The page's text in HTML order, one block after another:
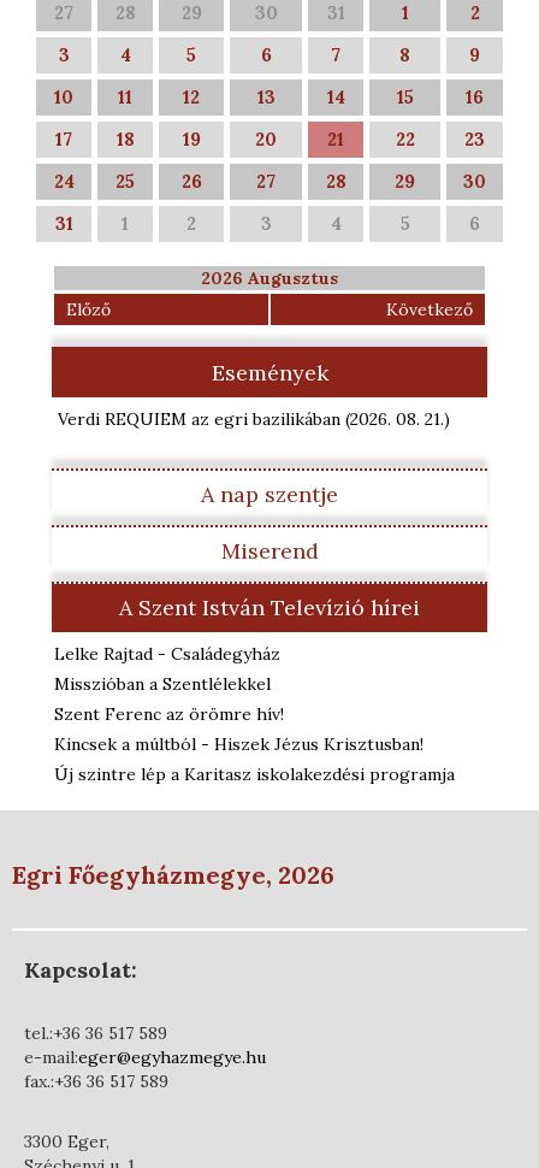
27 28 29 30 31 1
2
3
4 5 6 7 8
9
10
11 12 13 14 15
16
17
18 19 20 21 22
23
24
25 26 27 28 29
30
31
1 2 3 4 5 6
2026 Augusztus
Előző
Következő
Események
Verdi REQUIEM az egri bazilikában (2026. 08. 21.)
A nap szentje
Miserend
A Szent István Televízió hírei
Lelke Rajtad - Családegyház
Misszióban a Szentlélekkel
Szent Ferenc az örömre hív!
Kincsek a múltból - Hiszek Jézus Krisztusban!
Új szintre lép a Karitasz iskolakezdési programja
Egri Főegyházmegye, 2026
Kapcsolat:
tel.:+36 36 517 589
e-mail:eger@egyhazmegye.hu
fax.:+36 36 517 589
3300 Eger,